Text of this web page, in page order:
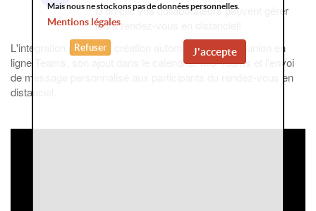
D'un clic vos collaborateurs peuvent gérer
leurs rendez-vous en distanciel!
L'intégration permet la création automatique de la réunion en
ligne Teams, son ajout dans le calendrier MS Teams et l'envoi
de message personnalisé aux participants du rendez-vous en
distanciel.
Mais nous ne stockons pas de données personnelles.
Mentions légales
J'accepte
Refuser